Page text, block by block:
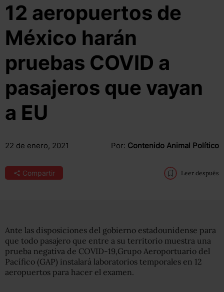
12 aeropuertos de
México harán
pruebas COVID a
pasajeros que vayan
a EU
22 de enero, 2021 Por: Contenido Animal Político
Compartir Leer después
Ante las disposiciones del gobierno estadounidense para
que todo pasajero que entre a su territorio muestra una
prueba negativa de COVID-19,Grupo Aeroportuario del
Pacífico (GAP) instalará laboratorios temporales en 12
aeropuertos para hacer el examen.